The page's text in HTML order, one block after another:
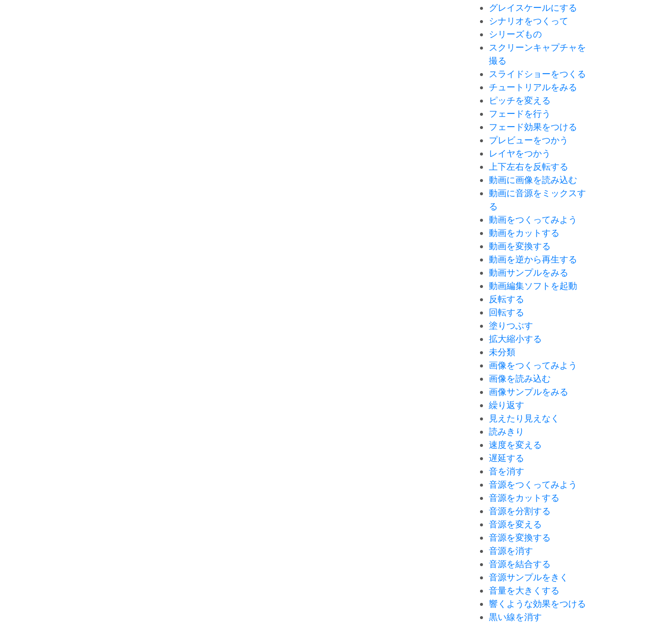
グレイスケールにする
シナリオをつくって
シリーズもの
スクリーンキャプチャを
撮る
スライドショーをつくる
チュートリアルをみる
ピッチを変える
フェードを行う
フェード効果をつける
プレビューをつかう
レイヤをつかう
上下左右を反転する
動画に画像を読み込む
動画に音源をミックスす
る
動画をつくってみよう
動画をカットする
動画を変換する
動画を逆から再生する
動画サンプルをみる
動画編集ソフトを起動
反転する
回転する
塗りつぶす
拡大縮小する
未分類
画像をつくってみよう
画像を読み込む
画像サンプルをみる
繰り返す
見えたり見えなく
読みきり
速度を変える
遅延する
音を消す
音源をつくってみよう
音源をカットする
音源を分割する
音源を変える
音源を変換する
音源を消す
音源を結合する
音源サンプルをきく
音量を大きくする
響くような効果をつける
黒い線を消す